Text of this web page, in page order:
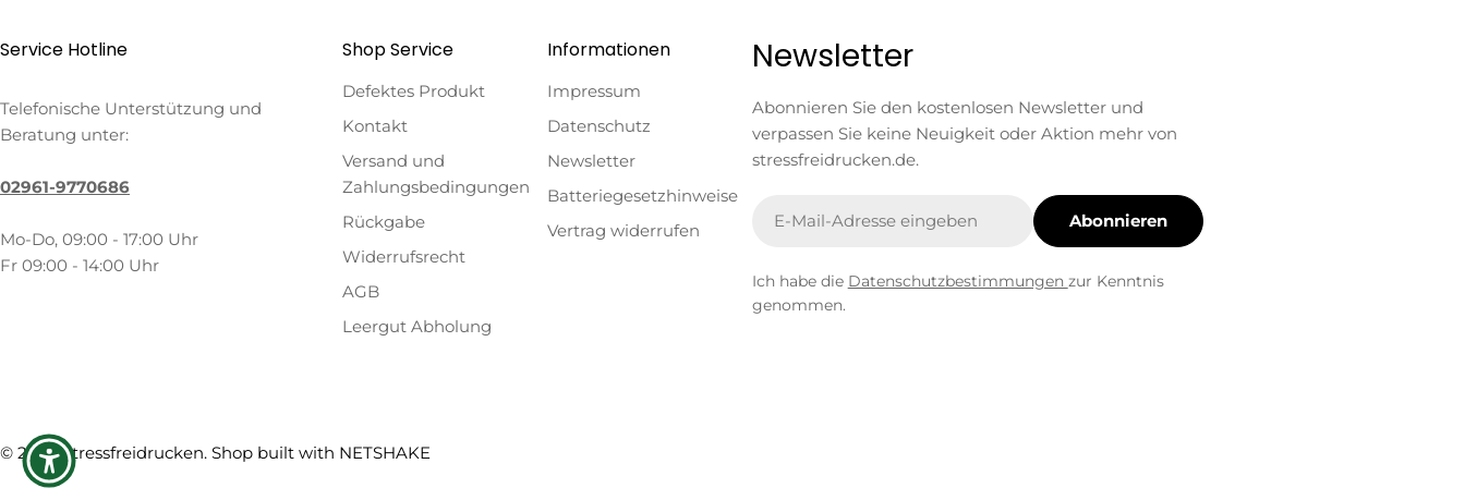
Service Hotline
Telefonische Unterstützung und
Beratung unter:
02961-9770686
Mo-Do, 09:00 - 17:00 Uhr
Fr 09:00 - 14:00 Uhr
Shop Service
Defektes Produkt
Kontakt
Versand und
Zahlungsbedingungen
Rückgabe
Widerrufsrecht
AGB
Leergut Abholung
Informationen
Impressum
Datenschutz
Newsletter
Batteriegesetzhinweise
Vertrag widerrufen
Newsletter
Abonnieren Sie den kostenlosen Newsletter und
verpassen Sie keine Neuigkeit oder Aktion mehr von
stressfreidrucken.de.
Mail
Abonnieren
Ich habe die Datenschutzbestimmungen zur Kenntnis
genommen.
© 2026Stressfreidrucken. Shop built with NETSHAKE